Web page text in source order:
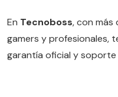
En Tecnoboss, con más
gamers y profesionales,
garantía oficial y